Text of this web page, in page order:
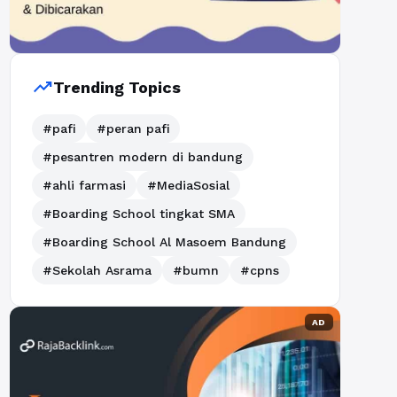
trending_upTrending Topics
#pafi
#peran pafi
#pesantren modern di bandung
#ahli farmasi
#MediaSosial
#Boarding School tingkat SMA
#Boarding School Al Masoem Bandung
#Sekolah Asrama
#bumn #cpns
AD